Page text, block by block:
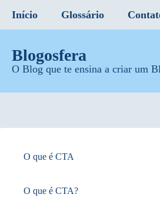
Início Glossário
Blogosfera
O Blog que te ensina a criar um
O que é CTA
O que é CTA?